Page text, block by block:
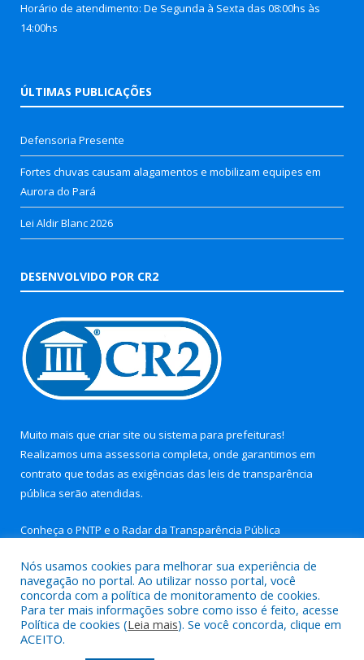
Horário de atendimento: De Segunda à Sexta das 08:00hs às
14:00hs
ÚLTIMAS PUBLICAÇÕES
Defensoria Presente
Fortes chuvas causam alagamentos e mobilizam equipes em
Aurora do Pará
Lei Aldir Blanc 2026
DESENVOLVIDO POR CR2
Muito mais que criar site ou sistema para prefeituras!
Realizamos uma assessoria completa, onde garantimos em
contrato que todas as exigências das leis de transparência
pública serão atendidas.
Conheça o PNTP e o Radar da Transparência Pública
Todos os direitos reservados a Prefeitura Municipal de Aurora
do Pará.
Nós usamos cookies para melhorar sua experiência de
navegação no portal. Ao utilizar nosso portal, você
concorda com a política de monitoramento de cookies.
Para ter mais informações sobre como isso é feito, acesse
Política de cookies (Leia mais). Se você concorda, clique em
ACEITO.